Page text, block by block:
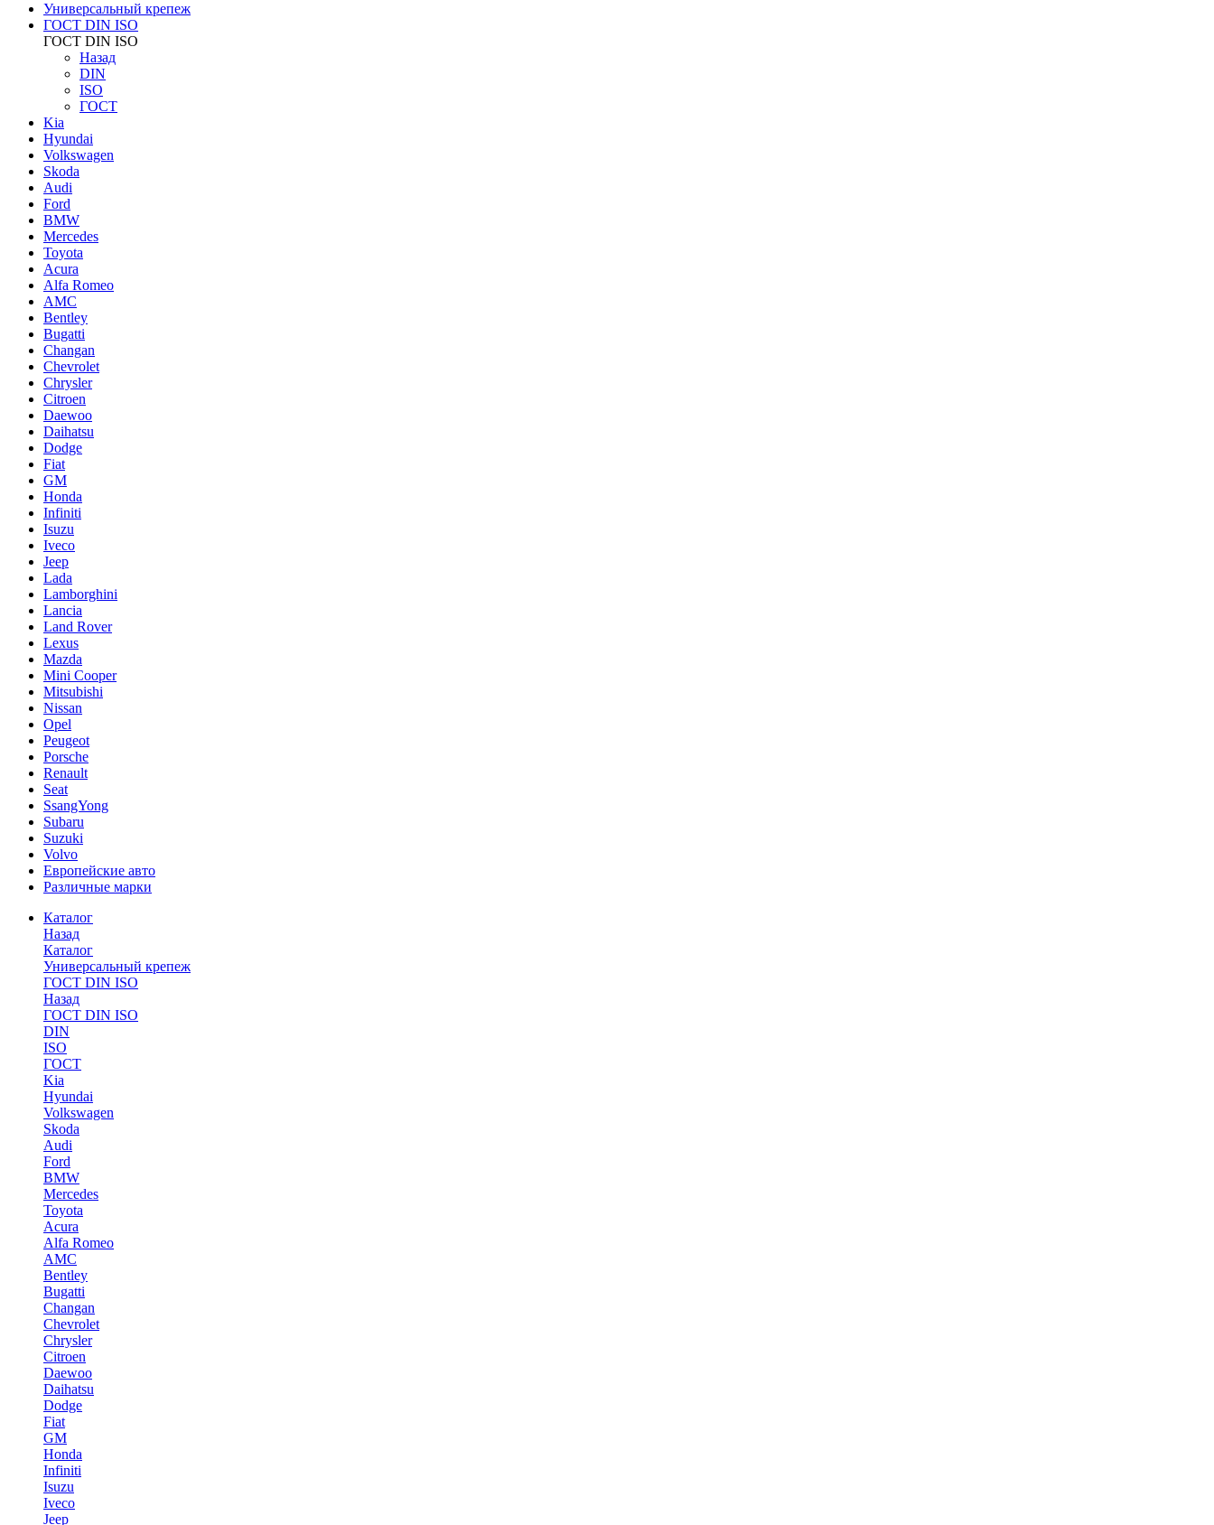
Универсальный крепеж
ГОСТ DIN ISO
ГОСТ DIN ISO
Назад
DIN
ISO
ГОСТ
Kia
Hyundai
Volkswagen
Skoda
Audi
Ford
BMW
Mercedes
Toyota
Acura
Alfa Romeo
AMC
Bentley
Bugatti
Changan
Chevrolet
Chrysler
Citroen
Daewoo
Daihatsu
Dodge
Fiat
GM
Honda
Infiniti
Isuzu
Iveco
Jeep
Lada
Lamborghini
Lancia
Land Rover
Lexus
Mazda
Mini Cooper
Mitsubishi
Nissan
Opel
Peugeot
Porsche
Renault
Seat
SsangYong
Subaru
Suzuki
Volvo
Европейские авто
Различные марки
Каталог
Назад
Каталог
Универсальный крепеж
ГОСТ DIN ISO
Назад
ГОСТ DIN ISO
DIN
ISO
ГОСТ
Kia
Hyundai
Volkswagen
Skoda
Audi
Ford
BMW
Mercedes
Toyota
Acura
Alfa Romeo
AMC
Bentley
Bugatti
Changan
Chevrolet
Chrysler
Citroen
Daewoo
Daihatsu
Dodge
Fiat
GM
Honda
Infiniti
Isuzu
Iveco
Jeep